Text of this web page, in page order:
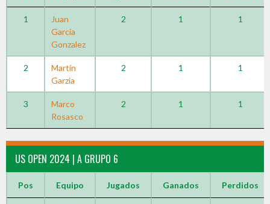
1
Juan
Garcia
Gonzalez
2 1 1
2
Martín
Garzia
2 1 1
3
Marco
Rosasco
2 1 1
US OPEN 2024 | A GRUPO 6
Pos Equipo Jugados Ganados Perdidos